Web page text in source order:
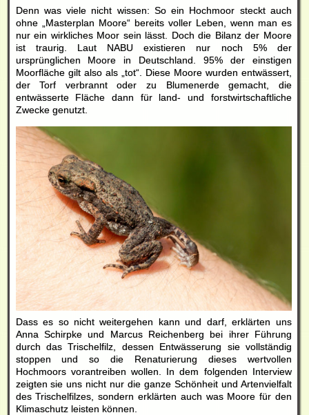
Denn was viele nicht wissen: So ein Hochmoor steckt auch
ohne „Masterplan Moore“ bereits voller Leben, wenn man es
nur ein wirkliches Moor sein lässt. Doch die Bilanz der Moore
ist traurig. Laut NABU existieren nur noch 5% der
ursprünglichen Moore in Deutschland. 95% der einstigen
Moorfläche gilt also als „tot“. Diese Moore wurden entwässert,
der Torf verbrannt oder zu Blumenerde gemacht, die
entwässerte Fläche dann für land- und forstwirtschaftliche
Zwecke genutzt.
Dass es so nicht weitergehen kann und darf, erklärten uns
Anna Schirpke und Marcus Reichenberg bei ihrer Führung
durch das Trischelfilz, dessen Entwässerung sie vollständig
stoppen und so die Renaturierung dieses wertvollen
Hochmoors vorantreiben wollen. In dem folgenden Interview
zeigten sie uns nicht nur die ganze Schönheit und Artenvielfalt
des Trischelfilzes, sondern erklärten auch was Moore für den
Klimaschutz leisten können.